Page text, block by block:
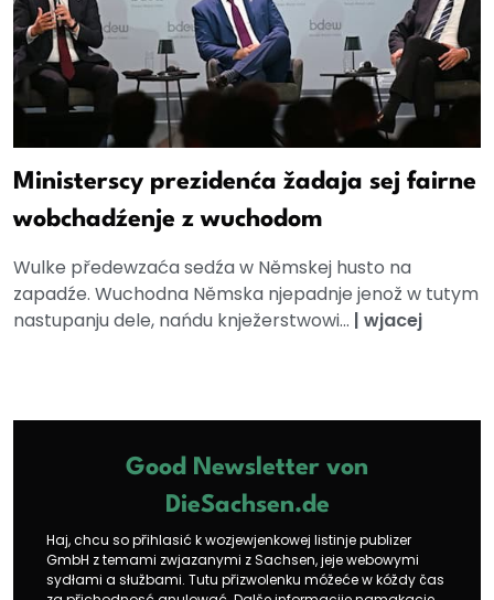
Ministerscy prezidenća žadaja sej fairne
wobchadźenje z wuchodom
Wulke předewzaća sedźa w Němskej husto na
zapadźe. Wuchodna Němska njepadnje jenož w tutym
nastupanju dele, nańdu knježerstwowi... | wjacej
Good Newsletter von
DieSachsen.de
Haj, chcu so přihlasić k wozjewjenkowej listinje publizer
GmbH z temami zwjazanymi z Sachsen, jeje webowymi
sydłami a słužbami. Tutu přizwolenku móžeće w kóždy čas